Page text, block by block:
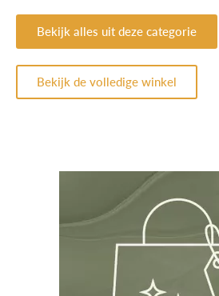
Bekijk alles uit deze categorie
Bekijk de volledige winkel